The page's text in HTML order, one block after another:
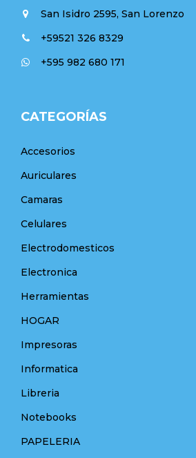
San Isidro 2595, San Lorenzo
+59521 326 8329
+595 982 680 171
CATEGORÍAS
Accesorios
Auriculares
Camaras
Celulares
Electrodomesticos
Electronica
Herramientas
HOGAR
Impresoras
Informatica
Libreria
Notebooks
PAPELERIA